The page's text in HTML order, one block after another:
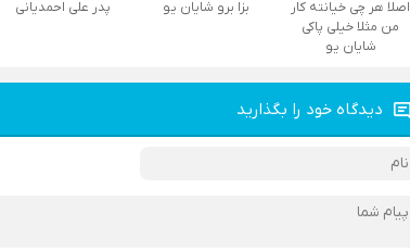
اصلا هر چی خیانته کار
من مثلا خیلی پاکی
شایان یو
بزا برو شایان یو پدر علی احمدیانی
دیدگاه خود را بگذارید